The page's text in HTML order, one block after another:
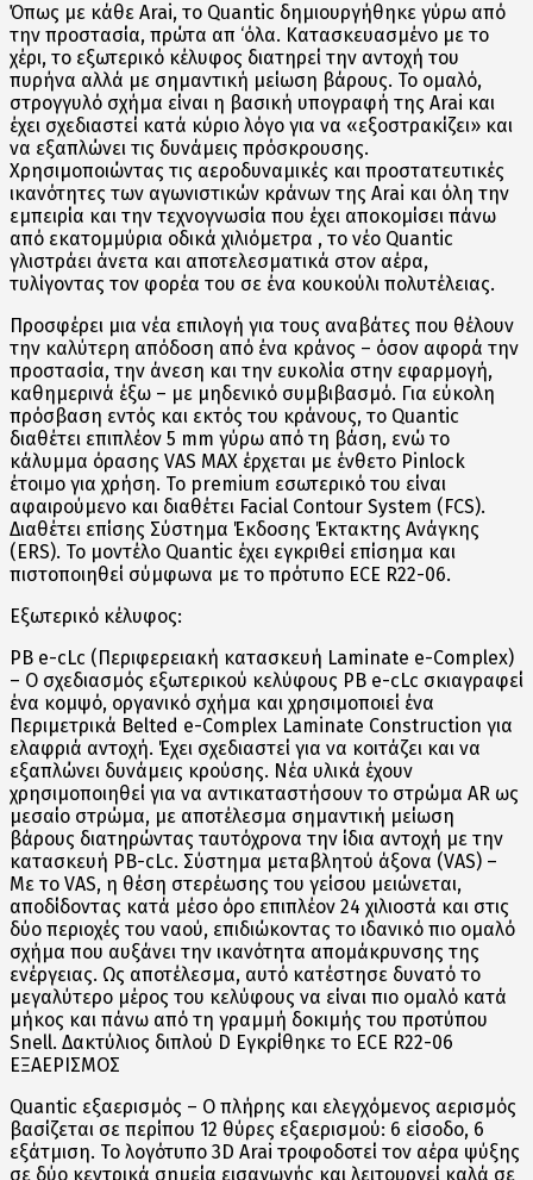
Όπως με κάθε Arai, το Quantic δημιουργήθηκε γύρω από
την προστασία, πρώτα απ ‘όλα. Κατασκευασμένο με το
χέρι, το εξωτερικό κέλυφος διατηρεί την αντοχή του
πυρήνα αλλά με σημαντική μείωση βάρους. Το ομαλό,
στρογγυλό σχήμα είναι η βασική υπογραφή της Arai και
έχει σχεδιαστεί κατά κύριο λόγο για να «εξοστρακίζει» και
να εξαπλώνει τις δυνάμεις πρόσκρουσης.
Χρησιμοποιώντας τις αεροδυναμικές και προστατευτικές
ικανότητες των αγωνιστικών κράνων της Arai και όλη την
εμπειρία και την τεχνογνωσία που έχει αποκομίσει πάνω
από εκατομμύρια οδικά χιλιόμετρα , το νέο Quantic
γλιστράει άνετα και αποτελεσματικά στον αέρα,
τυλίγοντας τον φορέα του σε ένα κουκούλι πολυτέλειας.
Προσφέρει μια νέα επιλογή για τους αναβάτες που θέλουν
την καλύτερη απόδοση από ένα κράνος – όσον αφορά την
προστασία, την άνεση και την ευκολία στην εφαρμογή,
καθημερινά έξω – με μηδενικό συμβιβασμό. Για εύκολη
πρόσβαση εντός και εκτός του κράνους, το Quantic
διαθέτει επιπλέον 5 mm γύρω από τη βάση, ενώ το
κάλυμμα όρασης VAS MAX έρχεται με ένθετο Pinlock
έτοιμο για χρήση. Το premium εσωτερικό του είναι
αφαιρούμενο και διαθέτει Facial Contour System (FCS).
Διαθέτει επίσης Σύστημα Έκδοσης Έκτακτης Ανάγκης
(ERS). Το μοντέλο Quantic έχει εγκριθεί επίσημα και
πιστοποιηθεί σύμφωνα με το πρότυπο ECE R22-06.
Εξωτερικό κέλυφος:
PB e-cLc (Περιφερειακή κατασκευή Laminate e-Complex)
– Ο σχεδιασμός εξωτερικού κελύφους PB e-cLc σκιαγραφεί
ένα κομψό, οργανικό σχήμα και χρησιμοποιεί ένα
Περιμετρικά Belted e-Complex Laminate Construction για
ελαφριά αντοχή. Έχει σχεδιαστεί για να κοιτάζει και να
εξαπλώνει δυνάμεις κρούσης. Νέα υλικά έχουν
χρησιμοποιηθεί για να αντικαταστήσουν το στρώμα AR ως
μεσαίο στρώμα, με αποτέλεσμα σημαντική μείωση
βάρους διατηρώντας ταυτόχρονα την ίδια αντοχή με την
κατασκευή PB-cLc. Σύστημα μεταβλητού άξονα (VAS) –
Με το VAS, η θέση στερέωσης του γείσου μειώνεται,
αποδίδοντας κατά μέσο όρο επιπλέον 24 χιλιοστά και στις
δύο περιοχές του ναού, επιδιώκοντας το ιδανικό πιο ομαλό
σχήμα που αυξάνει την ικανότητα απομάκρυνσης της
ενέργειας. Ως αποτέλεσμα, αυτό κατέστησε δυνατό το
μεγαλύτερο μέρος του κελύφους να είναι πιο ομαλό κατά
μήκος και πάνω από τη γραμμή δοκιμής του προτύπου
Snell. Δακτύλιος διπλού D Εγκρίθηκε το ECE R22-06
ΕΞΑΕΡΙΣΜΟΣ
Quantic εξαερισμός – Ο πλήρης και ελεγχόμενος αερισμός
βασίζεται σε περίπου 12 θύρες εξαερισμού: 6 είσοδο, 6
εξάτμιση. Το λογότυπο 3D Arai τροφοδοτεί τον αέρα ψύξης
σε δύο κεντρικά σημεία εισαγωγής και λειτουργεί καλά σε